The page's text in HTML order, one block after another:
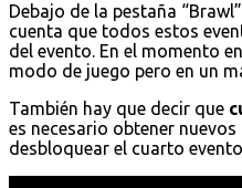
Debajo de la pestaña
cuenta que todos estos
del evento. En el momento
modo de juego pero en un
También hay que decir que
es necesario obtener
desbloquear el cuarto